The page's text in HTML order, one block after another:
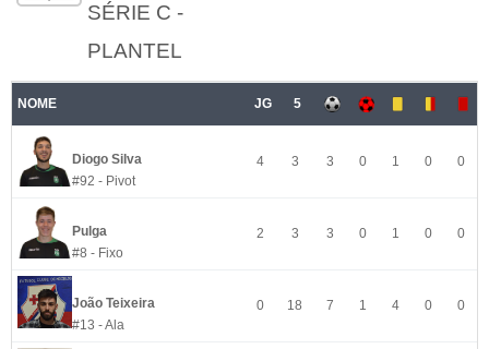
SÉRIE C -
PLANTEL
NOME JG 5
Diogo Silva
#92 - Pivot
4 3 3 0 1 0 0
Pulga
#8 - Fixo
2 3 3 0 1 0 0
João Teixeira
#13 - Ala
0 18 7 1 4 0 0